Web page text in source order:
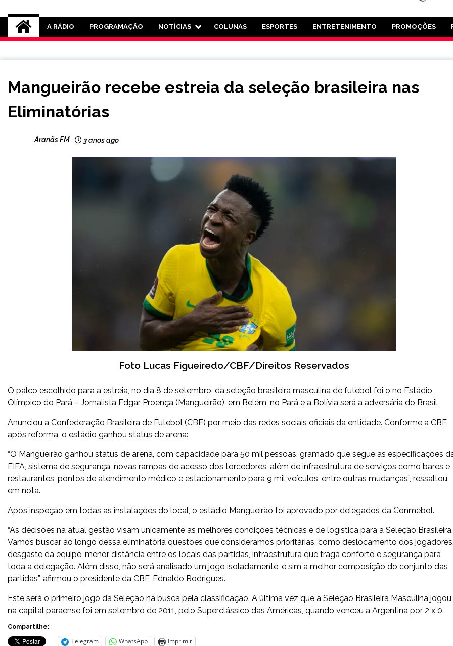
Rádio Aranãs 105.3
A RÁDIO PROGRAMAÇÃO NOTÍCIAS COLUNAS ESPORTES ENTRETENIMENTO PROMOÇÕES
Mangueirão recebe estreia da seleção brasileira nas
Eliminatórias
Aranãs FM 3 anos ago
Foto Lucas Figueiredo/CBF/Direitos Reservados
O palco escolhido para a estreia, no dia 8 de setembro, da seleção brasileira masculina de futebol foi o no Estádio
Olímpico do Pará – Jornalista Edgar Proença (Mangueirão), em Belém, no Pará e a Bolívia será a adversária do Brasil.
Anunciou a Confederação Brasileira de Futebol (CBF) por meio das redes sociais oficiais da entidade. Conforme a CBF,
após reforma, o estádio ganhou status de arena:
“O Mangueirão ganhou status de arena, com capacidade para 50 mil pessoas, gramado que segue as especificações
FIFA, sistema de segurança, novas rampas de acesso dos torcedores, além de infraestrutura de serviços como bares e
restaurantes, pontos de atendimento médico e estacionamento para 9 mil veículos, entre outras mudanças”, ressaltou
em nota.
Após inspeção em todas as instalações do local, o estádio Mangueirão foi aprovado por delegados da Conmebol.
“As decisões na atual gestão visam unicamente as melhores condições técnicas e de logística para a Seleção Brasileira.
Vamos buscar ao longo dessa eliminatória questões que consideramos prioritárias, como deslocamento dos
desgaste da equipe, menor distância entre os locais das partidas, infraestrutura que traga conforto e segurança para
toda a delegação. Além disso, não será analisado um jogo isoladamente, e sim a melhor composição do conjunto das
partidas”, afirmou o presidente da CBF, Ednaldo Rodrigues.
Este será o primeiro jogo da Seleção na busca pela classificação. A última vez que a Seleção Brasileira Masculina jogou
na capital paraense foi em setembro de 2011, pelo Superclássico das Américas, quando venceu a Argentina por 2 x 0.
Compartilhe:
Telegram WhatsApp Imprimir